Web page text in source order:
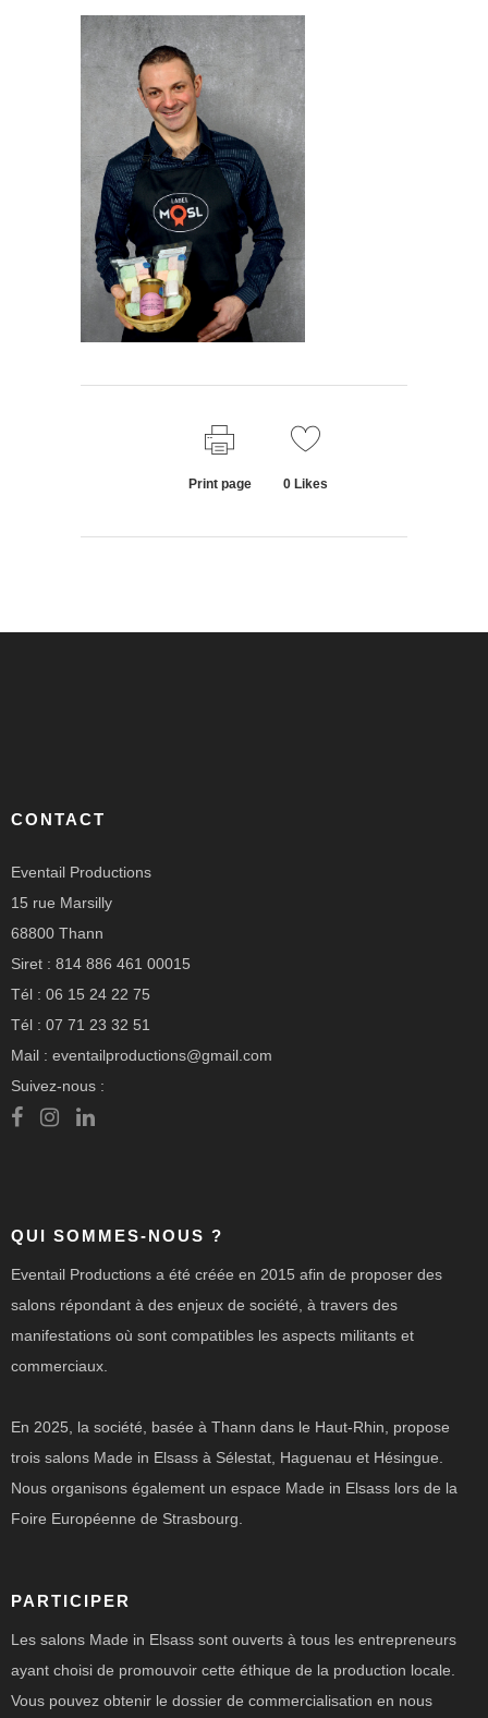
Print page 0Likes
CONTACT
Eventail Productions
15 rue Marsilly
68800 Thann
Siret : 814 886 461 00015
Tél : 06 15 24 22 75
Tél : 07 71 23 32 51
Mail : eventailproductions@gmail.com
Suivez-nous :
QUI SOMMES-NOUS ?
Eventail Productions a été créée en 2015 afin de proposer des
salons répondant à des enjeux de société, à travers des
manifestations où sont compatibles les aspects militants et
commerciaux.
En 2025, la société, basée à Thann dans le Haut-Rhin, propose
trois salons Made in Elsass à Sélestat, Haguenau et Hésingue.
Nous organisons également un espace Made in Elsass lors de la
Foire Européenne de Strasbourg.
PARTICIPER
Les salons Made in Elsass sont ouverts à tous les entrepreneurs
ayant choisi de promouvoir cette éthique de la production locale.
Vous pouvez obtenir le dossier de commercialisation en nous